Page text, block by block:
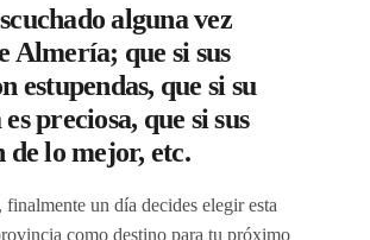
alguna vez
Almería; que si sus
estupendas, que si su
preciosa, que si sus
de lo mejor, etc.
un día decides elegir esta
como destino para tu próximo